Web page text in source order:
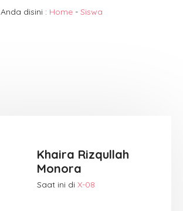
Anda disini : Home - Siswa
Khaira Rizqullah
Monora
Saat ini diX-08